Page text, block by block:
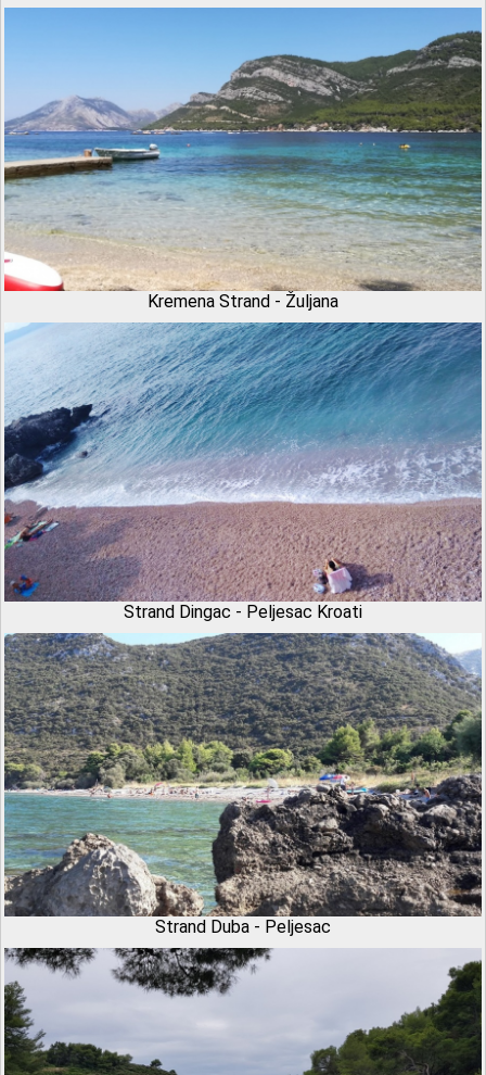
Kremena Strand - Žuljana
Strand Dingac - Peljesac Kroati
Strand Duba - Peljesac